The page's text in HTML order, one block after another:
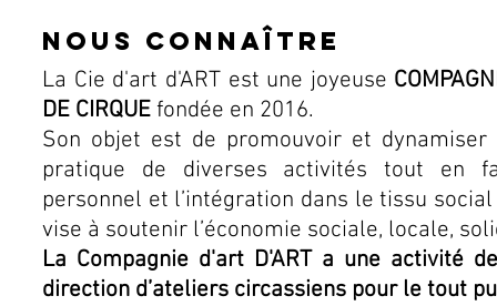
NOUS CONNAÎTRE
La Cie d'art d'ART est une joyeuse
DE CIRQUE fondée en 2016.
Son objet est de promouvoir et dynamiser
pratique de diverses activités tout en
personnel et l’intégration dans le tissu
vise à soutenir l’économie sociale, locale,
La Compagnie d'art D'ART a une activité
direction d’ateliers circassiens pour le tout